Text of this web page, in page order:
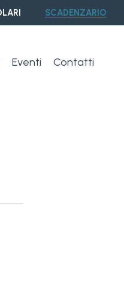
SCADENZARIO
Eventi Contatti